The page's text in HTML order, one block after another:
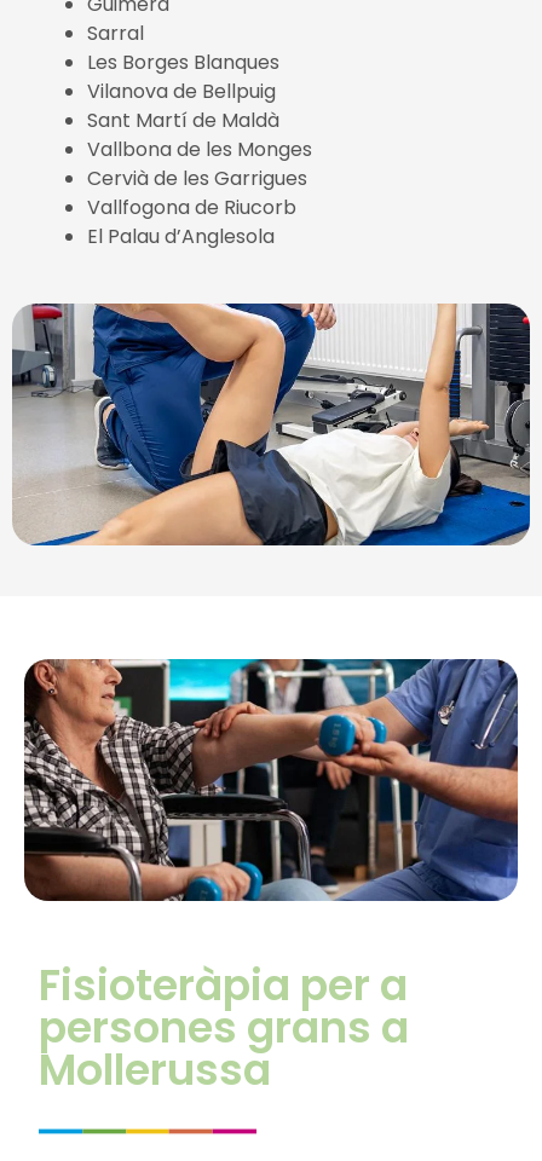
Sarral
Les Borges Blanques
Vilanova de Bellpuig
Sant Martí de Maldà
Vallbona de les Monges
Cervià de les Garrigues
Vallfogona de Riucorb
El Palau d’Anglesola
Fisioteràpia per a
persones grans a
Mollerussa